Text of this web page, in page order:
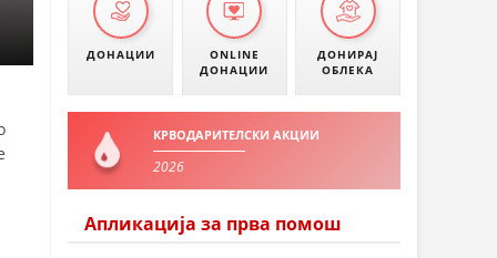
ДОНАЦИИ
ONLINE
ДОНАЦИИ
ДОНИРАЈ
ОБЛЕКА
КРВОДАРИТЕЛСКИ АКЦИИ
2026
Апликација за прва помош